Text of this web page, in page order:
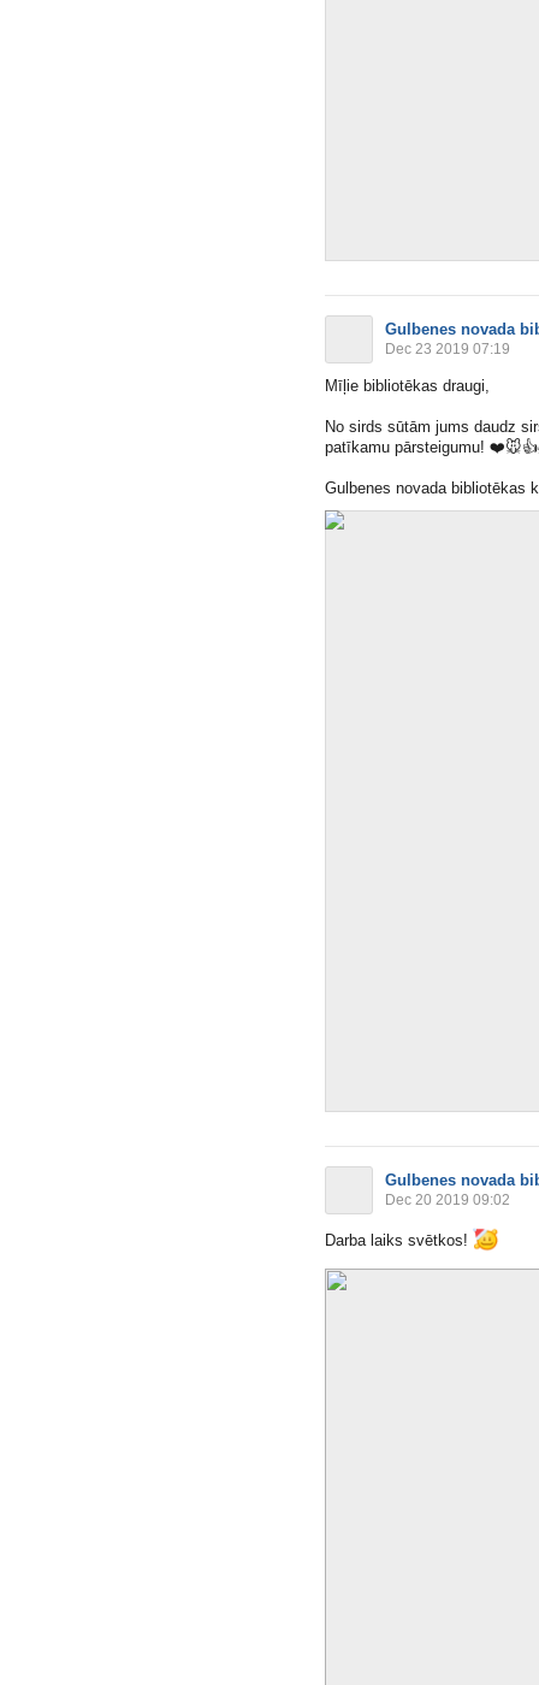
Gulbenes novada
Dec 23 2019 07:19
Mīļie bibliotēkas draugi,
No sirds sūtām jums daudz
patīkamu pārsteigumu! ❤️🐭👍
Gulbenes novada bibliotēkas
Gulbenes novada
Dec 20 2019 09:02
Darba laiks svētkos!